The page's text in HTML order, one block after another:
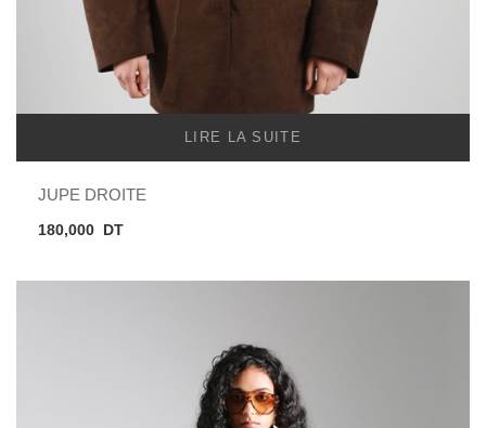
LIRE LA SUITE
JUPE DROITE
180,000 DT